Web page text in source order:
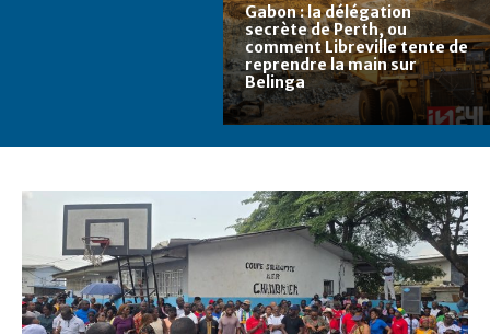
Gabon : la délégation
secrète de Perth, ou
comment Libreville tente de
reprendre la main sur
Belinga